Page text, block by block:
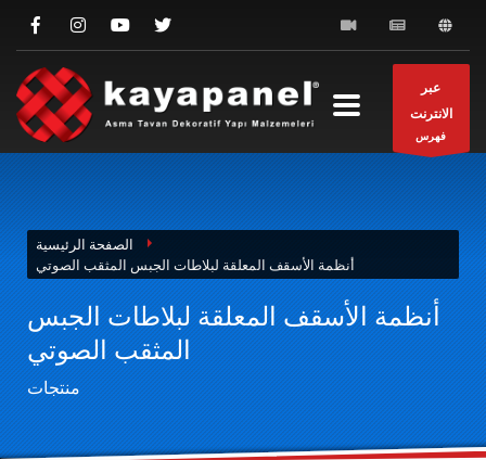
عبر
الانترنت
فهرس
أنظمة الأسقف المعلقة لبلاطات الجبس المثقب الصوتي
أنظمة الأسقف المعلقة لبلاطات الجبس
المثقب الصوتي
منتجات